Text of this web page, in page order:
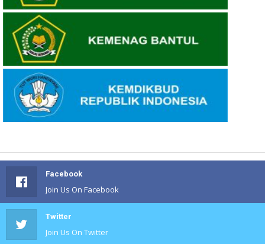
Facebook
Join Us On Facebook
Twitter
Join Us On Twitter